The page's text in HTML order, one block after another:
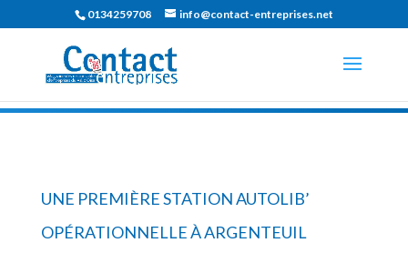
0134259708 info@contact-entreprises.net
UNE PREMIÈRE STATION AUTOLIB’
OPÉRATIONNELLE À ARGENTEUIL